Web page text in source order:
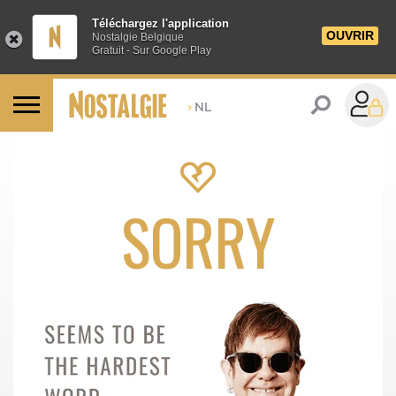
Téléchargez l'application
Nostalgie Belgique
Gratuit - Sur Google Play
OUVRIR
> NL
SORRY